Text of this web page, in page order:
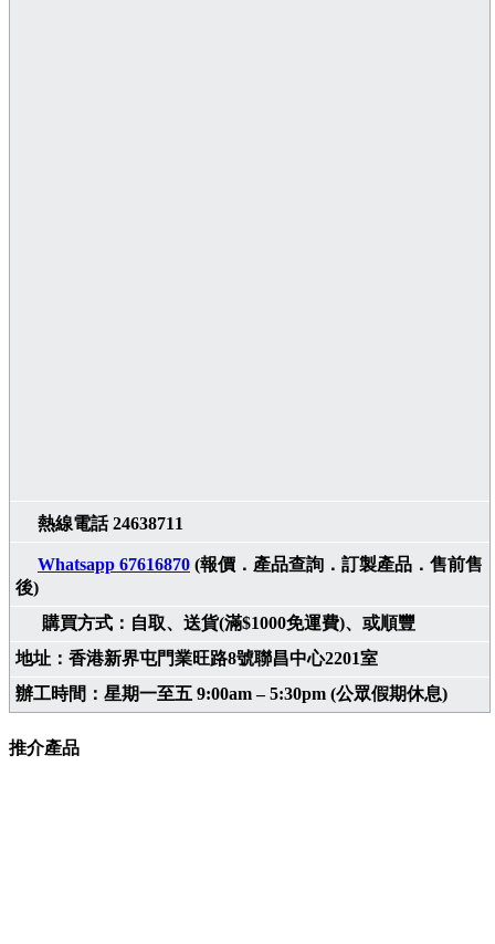
熱線電話 24638711
Whatsapp 67616870 (報價．產品查詢．訂製產品．售前售
後)
購買方式：自取、送貨(滿$1000免運費)、或順豐
地址：香港新界屯門業旺路8號聯昌中心2201室
辦工時間：星期一至五 9:00am – 5:30pm (公眾假期休息)
推介產品